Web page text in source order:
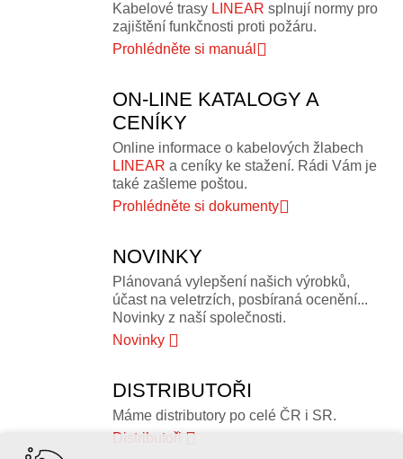
Kabelové trasy LINEAR splnují normy pro
zajištění funkčnosti proti požáru.
Prohlédněte si manuál
ON-LINE KATALOGY A
CENÍKY
Online informace o kabelových žlabech
LINEAR a ceníky ke stažení. Rádi Vám je
také zašleme poštou.
Prohlédněte si dokumenty
NOVINKY
Plánovaná vylepšení našich výrobků,
účast na veletrzích, posbíraná ocenění...
Novinky z naší společnosti.
Novinky
DISTRIBUTOŘI
Máme distributory po celé ČR i SR.
Distributoři